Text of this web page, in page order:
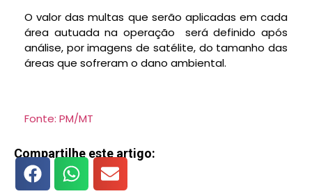
O valor das multas que serão aplicadas em cada
área autuada na operação será definido após
análise, por imagens de satélite, do tamanho das
áreas que sofreram o dano ambiental.
Fonte: PM/MT
Compartilhe este artigo: